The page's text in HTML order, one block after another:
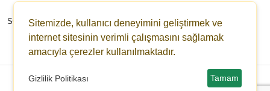
SÖZLEŞMESI
ESHAHABER
ESHA TV
Sitemizde, kullanıcı deneyimini geliştirmek ve
internet sitesinin verimli çalışmasını sağlamak
amacıyla çerezler kullanılmaktadır.
Gizlilik Politikası Tamam
Copyright © 2022-2026 eshahaber.com.tr eshatv.com - HaberPanelim.com v8.7.6